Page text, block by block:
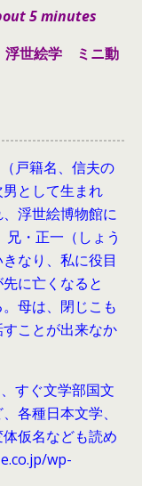
5 minutes
浮世絵学 ミニ動
戸籍名、信夫の
として生まれ
浮世絵博物館に
・正一（しょう
なり、私に役目
に亡くなると
母は、閉じこも
ことが出来なか
すぐ文学部国文
各種日本文学、
仮名なども読め
wp-